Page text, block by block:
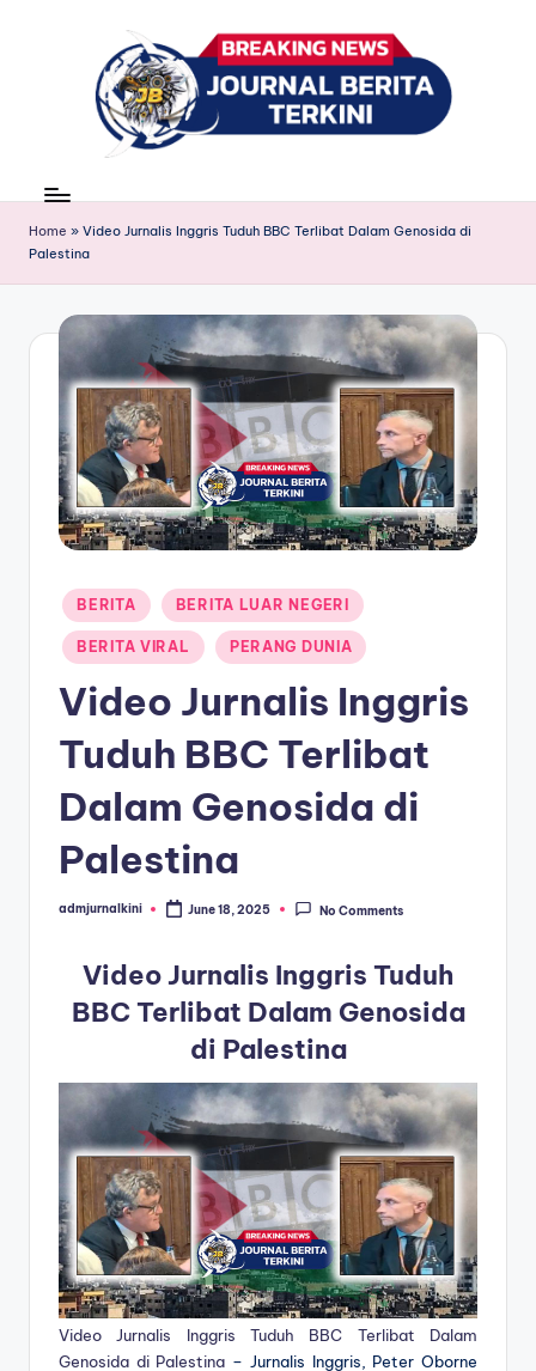
r
n
a
ri
news
Home » Video Jurnalis Inggris Tuduh BBC Terlibat Dalam Genosida di
Palestina
Posted
in
BERITA BERITA LUAR NEGERI
BERITA VIRAL PERANG DUNIA
Video Jurnalis Inggris
Tuduh BBC Terlibat
Dalam Genosida di
Palestina
Posted
admjurnalkini June 18, 2025 No Comments
Video Jurnalis Inggris Tuduh
BBC Terlibat Dalam Genosida
di Palestina
Video Jurnalis Inggris Tuduh BBC Terlibat Dalam
Genosida di Palestina – Jurnalis Inggris, Peter Oborne